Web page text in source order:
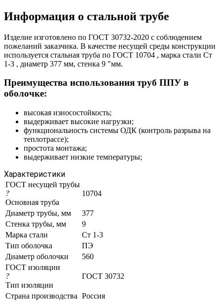
Информация о стальной трубе
Изделие изготовлено по ГОСТ 30732-2020 с соблюдением
пожеланий заказчика. В качестве несущей среды конструкции
используется стальная труба по ГОСТ 10704 , марка стали Ст
1-3 , диаметр 377 мм, стенка 9 "мм.
Преимущества использования труб ППУ в
оболочке:
высокая износостойкость;
выдерживает высокие нагрузки;
функциональность системы ОДК (контроль разрыва на
теплотрассе);
простота монтажа;
выдерживает низкие температуры;
Характеристики
ГОСТ несущей трубы
?
Основная труба
10704
Диаметр трубы, мм
377
Стенка трубы, мм
9
Марка стали
Ст 1-3
Тип оболочка
ПЭ
Диаметр оболочки
560
ГОСТ изоляции
?
Тип изоляции
ГОСТ 30732
Страна производства Россия